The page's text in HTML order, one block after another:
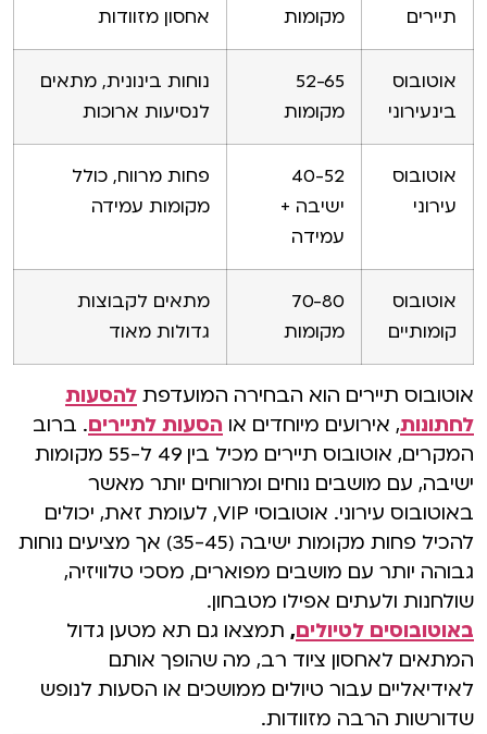
תיירים
מקומות
אחסון מזוודות
אוטובוס
בינעירוני
52-65
מקומות
נוחות בינונית, מתאים
לנסיעות ארוכות
אוטובוס
עירוני
40-52
ישיבה +
עמידה
פחות מרווח, כולל
מקומות עמידה
אוטובוס
קומותיים
70-80
מקומות
מתאים לקבוצות
גדולות מאוד
אוטובוס תיירים הוא הבחירה המועדפתלהסעות
לחתונות, אירועים מיוחדים אוהסעות לתיירים. ברוב
המקרים, אוטובוס תיירים מכיל בין 49 ל-55 מקומות
ישיבה, עם מושבים נוחים ומרווחים יותר מאשר
באוטובוס עירוני. אוטובוסי VIP, לעומת זאת, יכולים
להכיל פחות מקומות ישיבה (35-45) אך מציעים נוחות
גבוהה יותר עם מושבים מפוארים, מסכי טלוויזיה,
שולחנות ולעתים אפילו מטבחון.
באוטובוסים לטיולים,תמצאו גם תא מטען גדול
המתאים לאחסון ציוד רב, מה שהופך אותם
לאידיאליים עבור טיולים ממושכים או הסעות לנופש
שדורשות הרבה מזוודות.